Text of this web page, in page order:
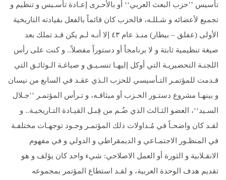
تأسيس ’’حزب البعث العربي‘‘ أو بالأحـرى إعـادة تأسـيس و تنظيم و
تجميع لأعضائه و شـللـه، فالحزب كان قائماً بالفعل بقيادته التاريخية
الأولى (عفلق – بيطار) منـذ عام ٤٣ إلا أنـه لـم يكن قـد تملك بعد
صيغة تنظيمية ثابتة و لا برنامجاً أو دستوراً مفصلاً.. و كنت على رأس
اللجنـة التحضيريـة التي أوكل إليهـا تنسـيـق و صياغـة الـوثائـق التي
قـدمت للمؤتمـر التـأسيسي للحزب الـذي عقـد في السابع من نيسان
و بينهـا مشروع دستـور الحـزب أو ميثاقـه، و تـرأس المؤتمـر ’’جـلال
السـيد‘‘، العضو الثـالث الذي ضُـم من قِبـل القيـادة التـاريخيـة.. و
لقـد كان واضحـاً في مُـداولات ذلك المؤتمـر وجـود توجهـات مختلفـة
في المنظـور الاجتمـاعي و الديمقراطي و الدولي و في مفهوم
الانقـلابية و الثورة أو العمل الاصلاحي: شيء واحد كان يؤلف و هو
تقديم هدف الوحدة العربية، و لقـد استطاع المؤتمر بمجموعه